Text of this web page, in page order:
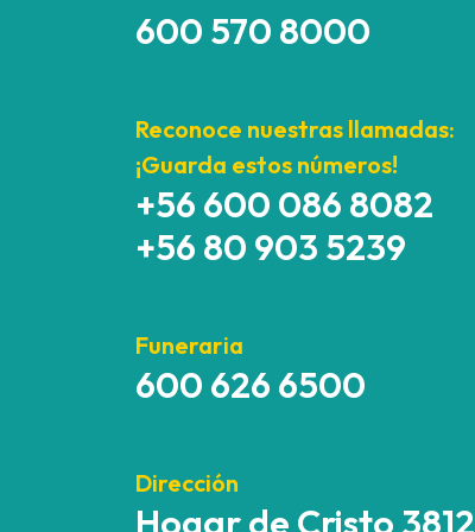
600 570 8000
Reconoce nuestras llamadas:
¡Guarda estos números!
+56 600 086 8082
+56 80 903 5239
Funeraria
600 626 6500
Dirección
Hogar de Cristo 3812